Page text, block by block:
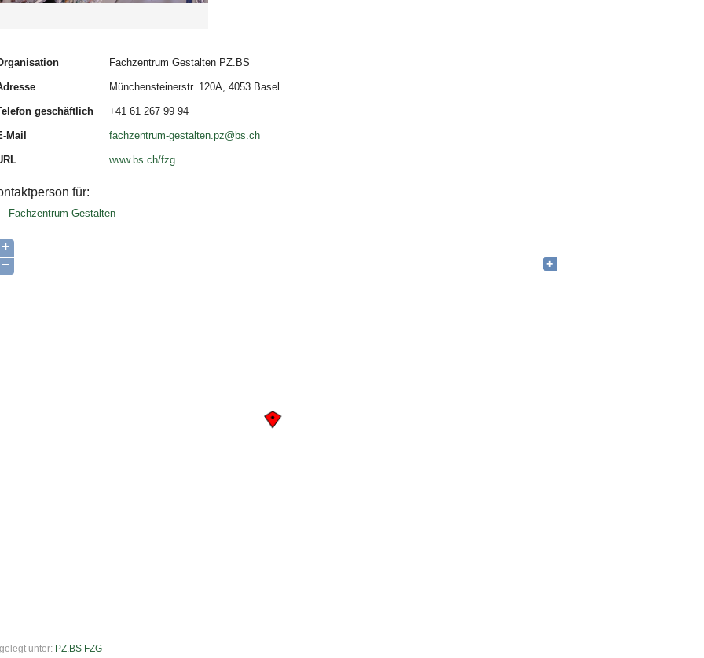
Fachzentrum Gestalten PZ.BS
Münchensteinerstr. 120A, 4053 Basel
geschäftlich +41 61 267 99 94
Mail fachzentrum-gestalten.pz@bs.ch
www.bs.ch/fzg
für:
Fachzentrum Gestalten
+
−
unter: PZ.BS FZG